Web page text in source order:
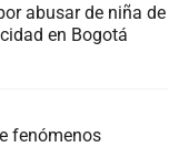
abusar de niña de
en Bogotá
fenómenos